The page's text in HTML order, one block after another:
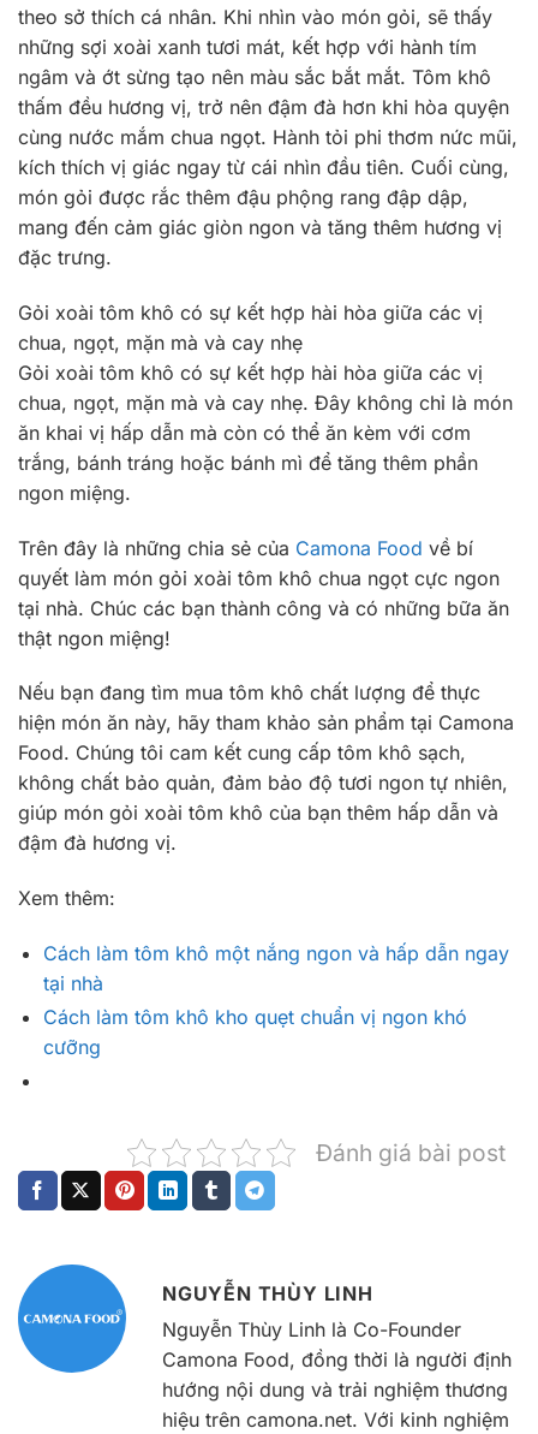
theo sở thích cá nhân. Khi nhìn vào món gỏi, sẽ thấy
những sợi xoài xanh tươi mát, kết hợp với hành tím
ngâm và ớt sừng tạo nên màu sắc bắt mắt. Tôm khô
thấm đều hương vị, trở nên đậm đà hơn khi hòa quyện
cùng nước mắm chua ngọt. Hành tỏi phi thơm nức mũi,
kích thích vị giác ngay từ cái nhìn đầu tiên. Cuối cùng,
món gỏi được rắc thêm đậu phộng rang đập dập,
mang đến cảm giác giòn ngon và tăng thêm hương vị
đặc trưng.
Gỏi xoài tôm khô có sự kết hợp hài hòa giữa các vị
chua, ngọt, mặn mà và cay nhẹ
Gỏi xoài tôm khô có sự kết hợp hài hòa giữa các vị
chua, ngọt, mặn mà và cay nhẹ. Đây không chỉ là món
ăn khai vị hấp dẫn mà còn có thể ăn kèm với cơm
trắng, bánh tráng hoặc bánh mì để tăng thêm phần
ngon miệng.
Trên đây là những chia sẻ của Camona Food về bí
quyết làm món gỏi xoài tôm khô chua ngọt cực ngon
tại nhà. Chúc các bạn thành công và có những bữa ăn
thật ngon miệng!
Nếu bạn đang tìm mua tôm khô chất lượng để thực
hiện món ăn này, hãy tham khảo sản phẩm tại Camona
Food. Chúng tôi cam kết cung cấp tôm khô sạch,
không chất bảo quản, đảm bảo độ tươi ngon tự nhiên,
giúp món gỏi xoài tôm khô của bạn thêm hấp dẫn và
đậm đà hương vị.
Xem thêm:
Cách làm tôm khô một nắng ngon và hấp dẫn ngay
tại nhà
Cách làm tôm khô kho quẹt chuẩn vị ngon khó
cưỡng
Đánh giá bài post
NGUYỄN THÙY LINH
Nguyễn Thùy Linh là Co-Founder
Camona Food, đồng thời là người định
hướng nội dung và trải nghiệm thương
hiệu trên camona.net. Với kinh nghiệm